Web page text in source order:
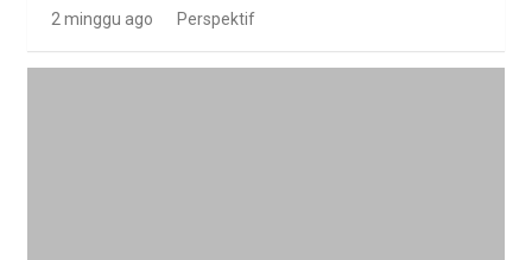
2 minggu ago Perspektif